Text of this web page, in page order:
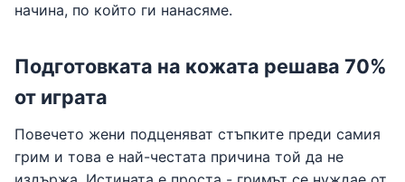
начина, по който ги нанасяме.
Подготовката на кожата решава 70%
от играта
Повечето жени подценяват стъпките преди самия
грим и това е най-честата причина той да не